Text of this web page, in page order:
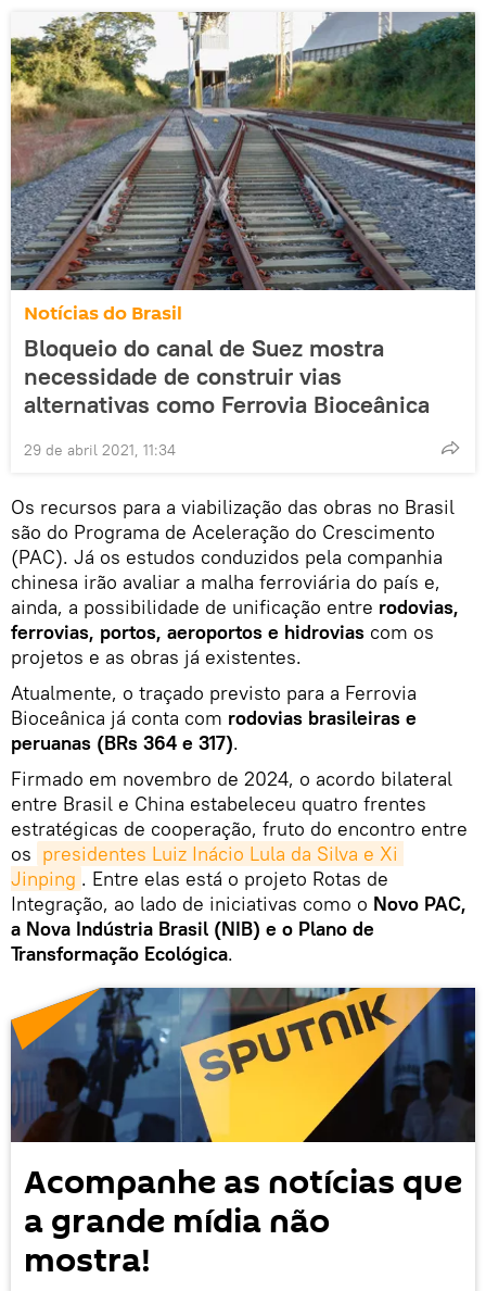
Notícias do Brasil
Bloqueio do canal de Suez mostra
necessidade de construir vias
alternativas como Ferrovia Bioceânica
29 de abril 2021, 11:34
Os recursos para a viabilização das obras no Brasil
são do Programa de Aceleração do Crescimento
(PAC). Já os estudos conduzidos pela companhia
chinesa irão avaliar a malha ferroviária do país e,
ainda, a possibilidade de unificação entre rodovias,
ferrovias, portos, aeroportos e hidrovias com os
projetos e as obras já existentes.
Atualmente, o traçado previsto para a Ferrovia
Bioceânica já conta com rodovias brasileiras e
peruanas (BRs 364 e 317).
Firmado em novembro de 2024, o acordo bilateral
entre Brasil e China estabeleceu quatro frentes
estratégicas de cooperação, fruto do encontro entre
os presidentes Luiz Inácio Lula da Silva e Xi
Jinping . Entre elas está o projeto Rotas de
Integração, ao lado de iniciativas como o Novo PAC,
a Nova Indústria Brasil (NIB) e o Plano de
Transformação Ecológica.
Acompanhe as notícias que
a grande mídia não
mostra!